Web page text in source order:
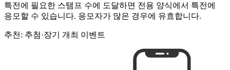
특전에 필요한 스탬프 수에 도달하면 전용 양식에서 특전에
응모할 수 있습니다. 응모자가 많은 경우에 유효합니다.
추천: 추첨·장기 개최 이벤트